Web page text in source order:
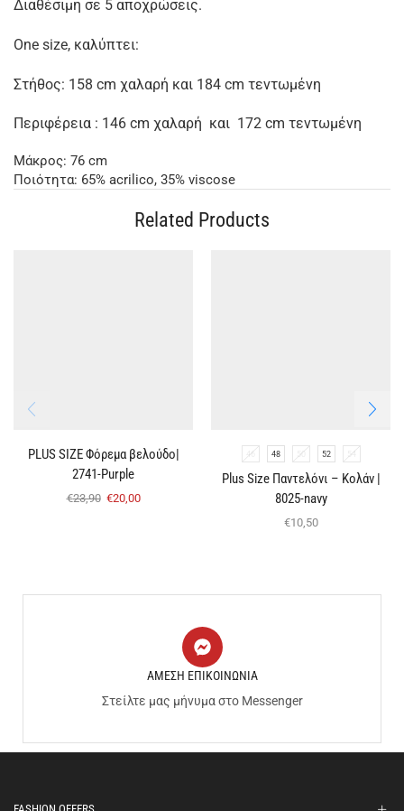
Διαθέσιμη σε 5 αποχρώσεις.
One size, καλύπτει:
Στήθος: 158 cm χαλαρή και 184 cm τεντωμένη
Περιφέρεια : 146 cm χαλαρή και 172 cm τεντωμένη
Μάκρος: 76 cm
Ποιότητα: 65% acrilico, 35% viscose
Related Products
PLUS SIZE Φόρεμα βελούδο|
2741-Purple
€23,90 €20,00
46 48 50 52 54
Plus Size Παντελόνι – Κολάν |
8025-navy
€10,50
ΑΜΕΣΗ ΕΠΙΚΟΙΝΩΝΙΑ
Στείλτε μας μήνυμα στο Messenger